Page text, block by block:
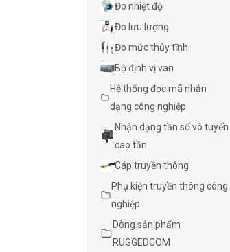
Đo nhiệt độ
Đo lưu lượng
Đo mức thủy tĩnh
Bộ định vị van
Hệ thống đọc mã nhận
dạng công nghiệp
Nhận dạng tần số vô tuyến
cao tần
Cáp truyền thông
Phụ kiện truyền thông công
nghiệp
Dòng sản phẩm
RUGGEDCOM